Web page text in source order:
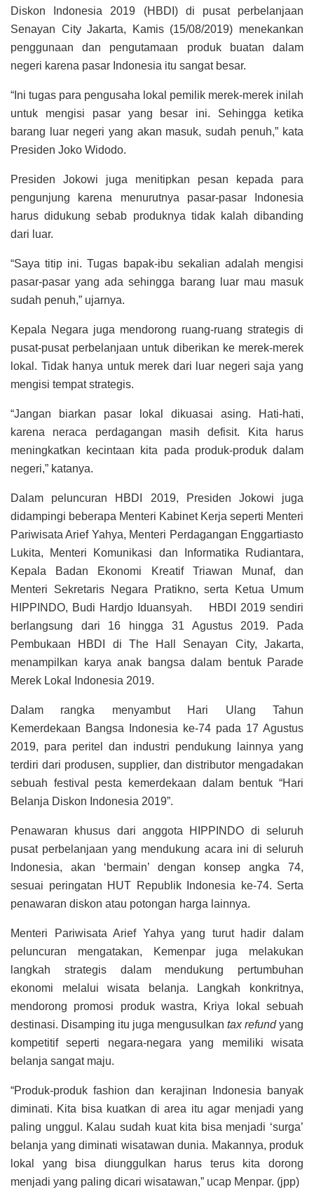
Diskon Indonesia 2019 (HBDI) di pusat perbelanjaan
Senayan City Jakarta, Kamis (15/08/2019) menekankan
penggunaan dan pengutamaan produk buatan dalam
negeri karena pasar Indonesia itu sangat besar.
“Ini tugas para pengusaha lokal pemilik merek-merek inilah
untuk mengisi pasar yang besar ini. Sehingga ketika
barang luar negeri yang akan masuk, sudah penuh,” kata
Presiden Joko Widodo.
Presiden Jokowi juga menitipkan pesan kepada para
pengunjung karena menurutnya pasar-pasar Indonesia
harus didukung sebab produknya tidak kalah dibanding
dari luar.
“Saya titip ini. Tugas bapak-ibu sekalian adalah mengisi
pasar-pasar yang ada sehingga barang luar mau masuk
sudah penuh,” ujarnya.
Kepala Negara juga mendorong ruang-ruang strategis di
pusat-pusat perbelanjaan untuk diberikan ke merek-merek
lokal. Tidak hanya untuk merek dari luar negeri saja yang
mengisi tempat strategis.
“Jangan biarkan pasar lokal dikuasai asing. Hati-hati,
karena neraca perdagangan masih defisit. Kita harus
meningkatkan kecintaan kita pada produk-produk dalam
negeri,” katanya.
Dalam peluncuran HBDI 2019, Presiden Jokowi juga
didampingi beberapa Menteri Kabinet Kerja seperti Menteri
Pariwisata Arief Yahya, Menteri Perdagangan Enggartiasto
Lukita, Menteri Komunikasi dan Informatika Rudiantara,
Kepala Badan Ekonomi Kreatif Triawan Munaf, dan
Menteri Sekretaris Negara Pratikno, serta Ketua Umum
HIPPINDO, Budi Hardjo Iduansyah. HBDI 2019 sendiri
berlangsung dari 16 hingga 31 Agustus 2019. Pada
Pembukaan HBDI di The Hall Senayan City, Jakarta,
menampilkan karya anak bangsa dalam bentuk Parade
Merek Lokal Indonesia 2019.
Dalam rangka menyambut Hari Ulang Tahun
Kemerdekaan Bangsa Indonesia ke-74 pada 17 Agustus
2019, para peritel dan industri pendukung lainnya yang
terdiri dari produsen, supplier, dan distributor mengadakan
sebuah festival pesta kemerdekaan dalam bentuk “Hari
Belanja Diskon Indonesia 2019”.
Penawaran khusus dari anggota HIPPINDO di seluruh
pusat perbelanjaan yang mendukung acara ini di seluruh
Indonesia, akan ‘bermain’ dengan konsep angka 74,
sesuai peringatan HUT Republik Indonesia ke-74. Serta
penawaran diskon atau potongan harga lainnya.
Menteri Pariwisata Arief Yahya yang turut hadir dalam
peluncuran mengatakan, Kemenpar juga melakukan
langkah strategis dalam mendukung pertumbuhan
ekonomi melalui wisata belanja. Langkah konkritnya,
mendorong promosi produk wastra, Kriya lokal sebuah
destinasi. Disamping itu juga mengusulkan tax refundyang
kompetitif seperti negara-negara yang memiliki wisata
belanja sangat maju.
“Produk-produk fashion dan kerajinan Indonesia banyak
diminati. Kita bisa kuatkan di area itu agar menjadi yang
paling unggul. Kalau sudah kuat kita bisa menjadi ‘surga’
belanja yang diminati wisatawan dunia. Makannya, produk
lokal yang bisa diunggulkan harus terus kita dorong
menjadi yang paling dicari wisatawan,” ucap Menpar. (jpp)